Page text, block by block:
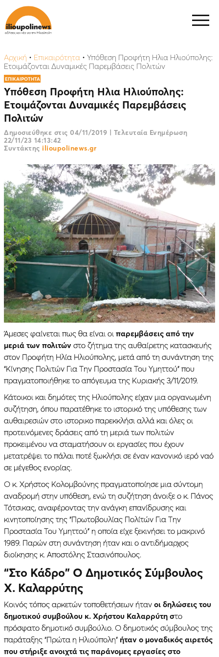
Αρχική • Επικαιρότητα • Υπόθεση Προφήτη Ηλια Ηλιούπολης:
Ετοιμάζονται Δυναμικές Παρεμβάσεις Πολιτών
ΕΠΙΚΑΙΡΟΤΗΤΑ
Υπόθεση Προφήτη Ηλια Ηλιούπολης:
Ετοιμάζονται Δυναμικές Παρεμβάσεις
Πολιτών
Δημοσιεύθηκε στις 04/11/2019 | Τελευταία Ενημέρωση
22/11/23 14:13:42
Συντάκτης ilioupolinews.gr
Άμεσες φαίνεται πως θα είναι οι παρεμβάσεις από την
μεριά των πολιτών στο ζήτημα της αυθαίρετης κατασκευής
στον Προφήτη Ηλία Ηλιούπολης, μετά από τη συνάντηση της
“Κίνησης Πολιτών Για Την Προστασία Του Υμηττού” που
πραγματοποιήθηκε το απόγευμα της Κυριακής 3/11/2019.
Κάτοικοι και δημότες της Ηλιούπολης είχαν μια οργανωμένη
συζήτηση, όπου παρατέθηκε το ιστορικό της υπόθεσης των
αυθαιρεσιών στο ιστορικο παρεκκλήσι αλλά και όλες οι
προτεινόμενες δράσεις από τη μεριά των πολιτών
προκειμένου να σταματήσουν οι εργασίες που έχουν
μετατρέψει το πάλαι ποτέ ξωκλήσι σε έναν κανονικό ιερό ναό
σε μέγεθος ενορίας.
Ο κ. Χρήστος Κολομβούνης πραγματοποίησε μια σύντομη
αναδρομή στην υπόθεση, ενώ τη συζήτηση άνοιξε ο κ. Πάνος
Τότσικας, αναφέροντας την ανάγκη επανίδρυσης και
κινητοποίησης της “Πρωτοβουλίας Πολίτών Για Την
Προστασία Του Υμηττού” η οποία είχε ξεκινήσει το μακρινό
1989. Παρών στη συνάντηση ήταν και ο αντιδήμαρχος
διοίκησης κ. Αποστόλης Στασινόπουλος.
“Στο Κάδρο” Ο Δημοτικός Σύμβουλος
Χ. Καλαρρύτης
Κοινός τόπος αρκετών τοποθετήσεων ήταν οι δηλώσεις του
δημοτικού συμβούλου κ. Χρήστου Καλαρρύτη στο
πρόσφατο δημοτικό συμβούλιο. Ο δημοτικός σύμβουλος της
παράταξης “Πρώτα η Ηλιούπολη” ήταν ο μοναδικός αιρετός
που στήριξε ανοιχτά τις παράνομες εργασίες στο